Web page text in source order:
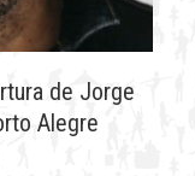
de Jorge
Alegre